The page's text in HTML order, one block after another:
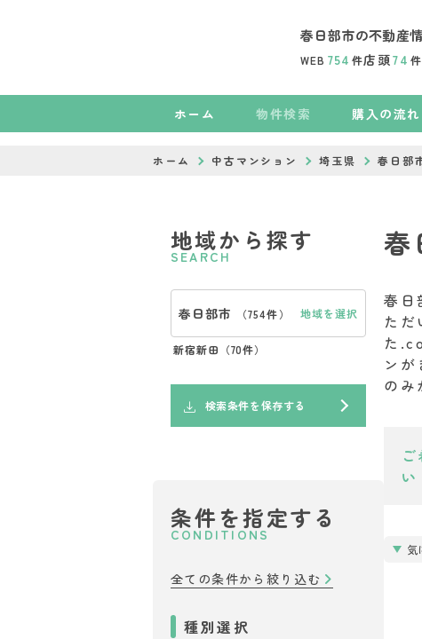
春日部市の不動産
WEB 754 件店頭74 件
ホーム 物件検索 購入の流れ
ホーム 中古マンション 埼玉県 春日部
春
春日
た
た
ン
のみ
い
気
地域から探す
SEARCH
春日部市 （754件） 地域を選択
新宿新田（70件）
検索条件を保存する
条件を指定する
CONDITIONS
全ての条件から絞り込む
種別選択